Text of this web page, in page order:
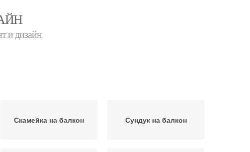
и дизайн
Скамейка на балкон Сундук на балкон